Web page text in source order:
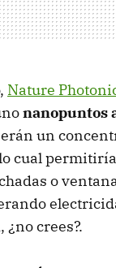
Nature
nanopuntos
un
cual
o
crees?.